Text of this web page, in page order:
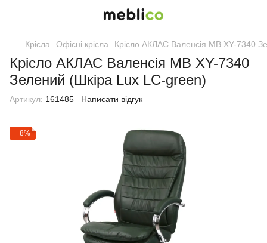
Крісла Офісні крісла Крісло АКЛАС Валенсія MB XY-7340
Крісло АКЛАС Валенсія MB XY-7340
Зелений (Шкіра Lux LC-green)
Артикул: 161485 Написати відгук
−8%